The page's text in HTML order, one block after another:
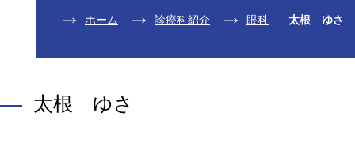
ホーム 診療科紹介 眼科 太根 ゆさ
太根 ゆさ